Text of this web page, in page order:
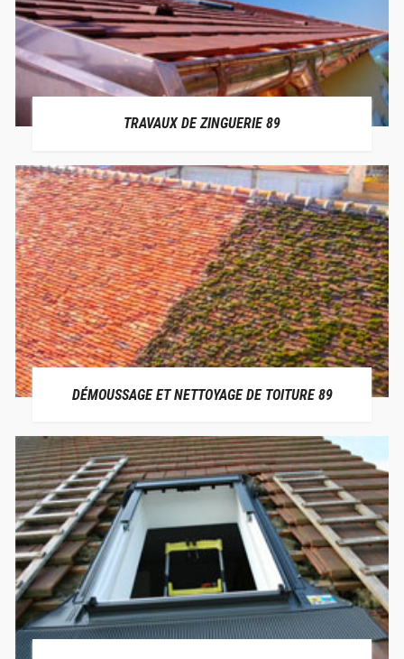
TRAVAUX DE ZINGUERIE 89
DÉMOUSSAGE ET NETTOYAGE DE TOITURE 89